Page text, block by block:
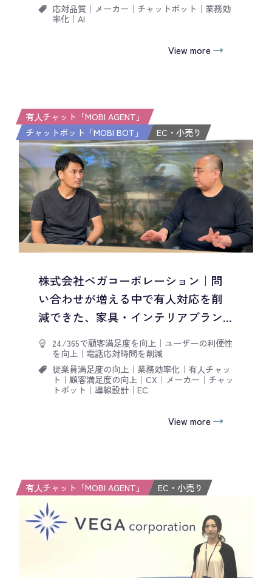
応対品質｜ メーカー ｜ チャットボット ｜ 業務効
率化｜ AI
View more
有人チャット「MOBI AGENT」
チャットボット「MOBI BOT」
EC・小売り
株式会社ベガコーポレーション｜問
い合わせが増える中で有人対応を削
減できた、家具・インテリアブラン...
24/365で顧客満足度を向上｜ ユーザーの利便性
を向上｜ 電話応対時間を削減
従業員満足度の向上 ｜ 業務効率化｜ 有人チャッ
ト ｜ 顧客満足度の向上 ｜ CX ｜ メーカー ｜ チャッ
トボット ｜ 導線設計｜ EC
View more
有人チャット「MOBI AGENT」 EC・小売り